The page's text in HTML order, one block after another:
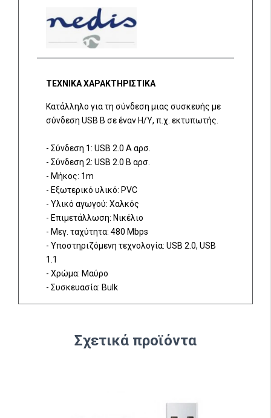
ΤΕΧΝΙΚΑ ΧΑΡΑΚΤΗΡΙΣΤΙΚΑ
Κατάλληλο για τη σύνδεση μιας συσκευής με
σύνδεση USB B σε έναν Η/Υ, π.χ. εκτυπωτής.
- Σύνδεση 1: USB 2.0 A αρσ.
- Σύνδεση 2: USB 2.0 B αρσ.
- Μήκος: 1m
- Εξωτερικό υλικό: PVC
- Υλικό αγωγού: Χαλκός
- Επιμετάλλωση: Νικέλιο
- Μεγ. ταχύτητα: 480 Mbps
- Υποστηριζόμενη τεχνολογία: USB 2.0, USB
1.1
- Χρώμα: Μαύρο
- Συσκευασία: Bulk
Σχετικά προϊόντα